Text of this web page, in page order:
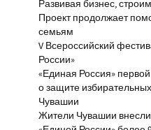
Развивая бизнес,
Проект продолжает
семьям
V Всероссийский
России»
«Единая Россия»
о защите
Чувашии
Жители Чувашии